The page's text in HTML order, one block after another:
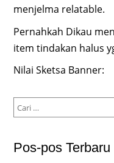
menjelma relatable.
Pernahkah Dikau
item tindakan halus
Nilai Sketsa Banner:
untuk:
Pos-pos Terbaru